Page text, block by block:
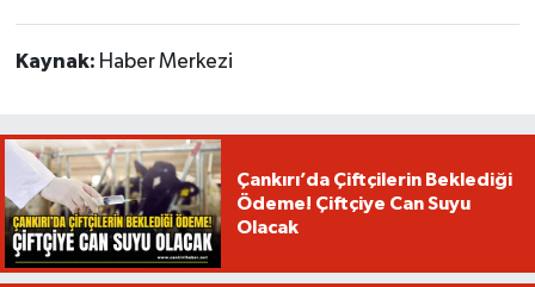
Kaynak: Haber Merkezi
Çankırı’da Çiftçilerin Beklediği
Ödeme! Çiftçiye Can Suyu
Olacak